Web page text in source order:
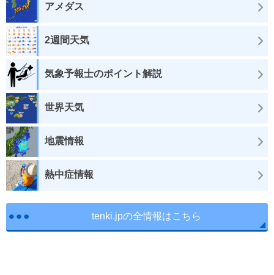
アメダス
2週間天気
気象予報士のポイント解説
世界天気
地震情報
熱中症情報
tenki.jpの全情報はこちら